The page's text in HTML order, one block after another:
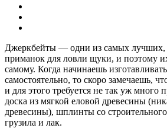
Джеркбейты — одни из самых лучших,
приманок для ловли щуки, и поэтому
самому. Когда начинаешь
самостоятельно, то скоро замечаешь,
и для этого требуется не так уж много
доска из мягкой еловой древесины
древесины), шплинты со
грузила и лак.